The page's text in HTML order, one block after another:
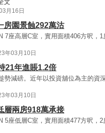
文
月16日
房園景蝕292萬沽
7座高層C室，實用面積406方呎，
年03月10日
21年進賬1.2倍
勢減磅。近年以投資舖位為主的資
年03月10日
層兩房918萬承接
5座低層C室，實用面積477方呎，